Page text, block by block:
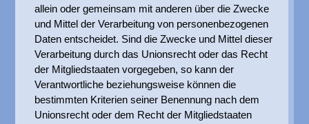
allein oder gemeinsam mit anderen über die Zwecke
und Mittel der Verarbeitung von personenbezogenen
Daten entscheidet. Sind die Zwecke und Mittel dieser
Verarbeitung durch das Unionsrecht oder das Recht
der Mitgliedstaaten vorgegeben, so kann der
Verantwortliche beziehungsweise können die
bestimmten Kriterien seiner Benennung nach dem
Unionsrecht oder dem Recht der Mitgliedstaaten